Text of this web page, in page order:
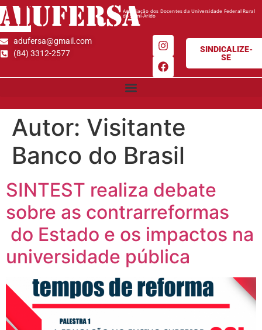
ADUFERSAAssociação dos Docentes da Universidade Federal Rural
do Semi-Árido
adufersa@gmail.com
(84) 3312-2577
SINDICALIZE-
SE
Autor: Visitante
Banco do Brasil
SINTEST realiza debate
sobre as contrarreformas
do Estado e os impactos na
universidade pública